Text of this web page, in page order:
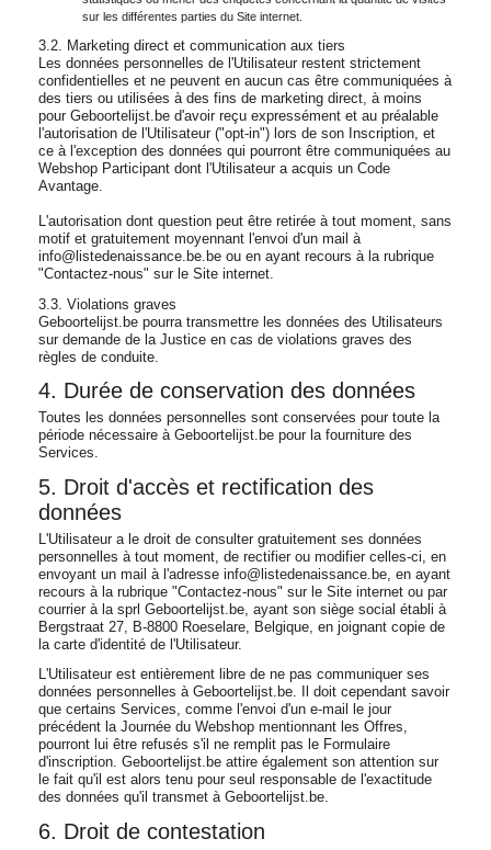
sur les différentes parties du Site internet.
3.2. Marketing direct et communication aux tiers
Les données personnelles de l'Utilisateur restent strictement
confidentielles et ne peuvent en aucun cas être communiquées à
des tiers ou utilisées à des fins de marketing direct, à moins
pour Geboortelijst.be d'avoir reçu expressément et au préalable
l'autorisation de l'Utilisateur ("opt-in") lors de son Inscription, et
ce à l'exception des données qui pourront être communiquées au
Webshop Participant dont l'Utilisateur a acquis un Code
Avantage.
L'autorisation dont question peut être retirée à tout moment, sans
motif et gratuitement moyennant l'envoi d'un mail à
info@listedenaissance.be.be ou en ayant recours à la rubrique
"Contactez-nous" sur le Site internet.
3.3. Violations graves
Geboortelijst.be pourra transmettre les données des Utilisateurs
sur demande de la Justice en cas de violations graves des
règles de conduite.
4. Durée de conservation des données
Toutes les données personnelles sont conservées pour toute la
période nécessaire à Geboortelijst.be pour la fourniture des
Services.
5. Droit d'accès et rectification des
données
L'Utilisateur a le droit de consulter gratuitement ses données
personnelles à tout moment, de rectifier ou modifier celles-ci, en
envoyant un mail à l'adresse info@listedenaissance.be, en ayant
recours à la rubrique "Contactez-nous" sur le Site internet ou par
courrier à la sprl Geboortelijst.be, ayant son siège social établi à
Bergstraat 27, B-8800 Roeselare, Belgique, en joignant copie de
la carte d'identité de l'Utilisateur.
L'Utilisateur est entièrement libre de ne pas communiquer ses
données personnelles à Geboortelijst.be. Il doit cependant savoir
que certains Services, comme l'envoi d'un e-mail le jour
précédent la Journée du Webshop mentionnant les Offres,
pourront lui être refusés s'il ne remplit pas le Formulaire
d'inscription. Geboortelijst.be attire également son attention sur
le fait qu'il est alors tenu pour seul responsable de l'exactitude
des données qu'il transmet à Geboortelijst.be.
6. Droit de contestation